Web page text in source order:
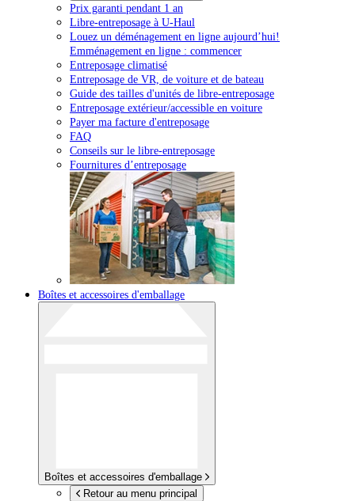
Prix garanti pendant 1 an
Libre-entreposage à U-Haul
Louez un déménagement en ligne aujourd’hui!
Emménagement en ligne : commencer
Entreposage climatisé
Entreposage de VR, de voiture et de bateau
Guide des tailles d'unités de libre-entreposage
Entreposage extérieur/accessible en voiture
Payer ma facture d'entreposage
FAQ
Conseils sur le libre-entreposage
Fournitures d’entreposage
Boîtes et accessoires d'emballage
Boîtes et accessoires d'emballage
Retour au menu principal